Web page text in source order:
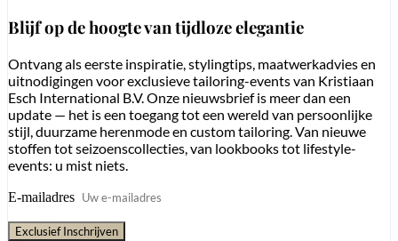
Blijf op de hoogte van tijdloze elegantie
Ontvang als eerste inspiratie, stylingtips, maatwerkadvies en
uitnodigingen voor exclusieve tailoring-events van Kristiaan
Esch International B.V. Onze nieuwsbrief is meer dan een
update — het is een toegang tot een wereld van persoonlijke
stijl, duurzame herenmode en custom tailoring. Van nieuwe
stoffen tot seizoenscollecties, van lookbooks tot lifestyle-
events: u mist niets.
E-mailadres
Exclusief Inschrijven